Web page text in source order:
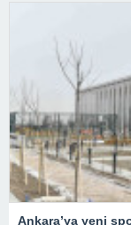
Ankara’ya yeni